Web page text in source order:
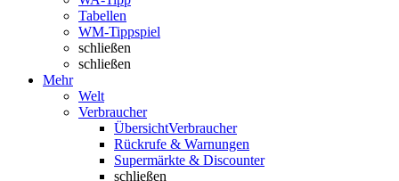
Tabellen
WM-Tippspiel
schließen
schließen
Mehr
Welt
Verbraucher
ÜbersichtVerbraucher
Rückrufe & Warnungen
Supermärkte & Discounter
schließen